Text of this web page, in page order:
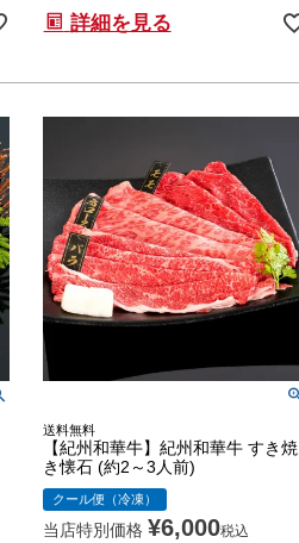
詳細を見る
送料無料
【紀州和華牛】紀州和華牛 すき焼
き懐石 (約2～3人前)
クール便（冷凍）
当店特別価格 ¥6,000税込